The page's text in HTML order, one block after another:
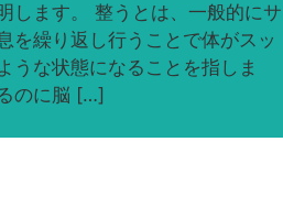
します。 整うとは、一般的にサ
を繰り返し行うことで体がスッ
うな状態になることを指しま
のに脳 […]